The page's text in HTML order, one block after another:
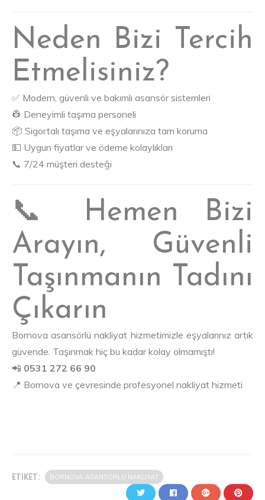
Neden Bizi Tercih
Etmelisiniz?
✅ Modern, güvenli ve bakımlı asansör sistemleri
👷 Deneyimli taşıma personeli
📦 Sigortalı taşıma ve eşyalarınıza tam koruma
💵 Uygun fiyatlar ve ödeme kolaylıkları
📞 7/24 müşteri desteği
📞 Hemen Bizi
Arayın, Güvenli
Taşınmanın Tadını
Çıkarın
Bornova asansörlü nakliyat hizmetimizle eşyalarınız artık
güvende. Taşınmak hiç bu kadar kolay olmamıştı!
📲 0531 272 66 90
📍 Bornova ve çevresinde profesyonel nakliyat hizmeti
ETIKET: BORNOVA ASANSÖRLÜ NAKLIYAT